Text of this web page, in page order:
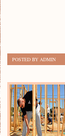
POSTED BY ADMIN